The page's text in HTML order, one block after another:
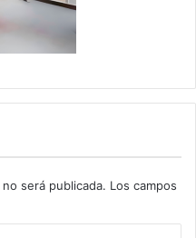
será publicada. Los campos